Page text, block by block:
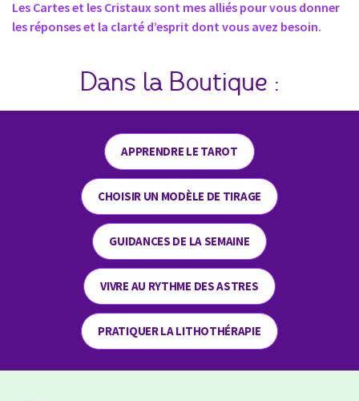
Les Cartes et les Cristaux sont mes alliés pour vous donner
les réponses et la clarté d’esprit dont vous avez besoin.
Dans la Boutique :
APPRENDRE LE TAROT
CHOISIR UN MODÈLE DE TIRAGE
GUIDANCES DE LA SEMAINE
VIVRE AU RYTHME DES ASTRES
PRATIQUER LA LITHOTHÉRAPIE